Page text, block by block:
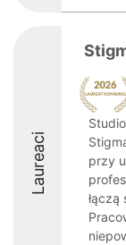
Laureaci
przy